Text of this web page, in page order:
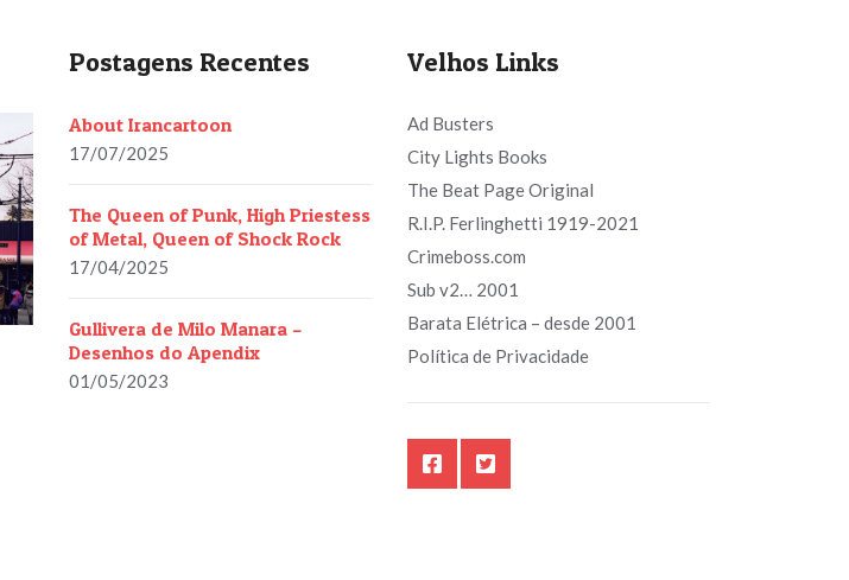
Postagens Recentes
About Irancartoon
17/07/2025
The Queen of Punk, High Priestess
of Metal, Queen of Shock Rock
17/04/2025
Gullivera de Milo Manara –
Desenhos do Apendix
01/05/2023
Velhos Links
Ad Busters
City Lights Books
The Beat Page Original
R.I.P. Ferlinghetti 1919-2021
Crimeboss.com
Sub v2… 2001
Barata Elétrica – desde 2001
Política de Privacidade